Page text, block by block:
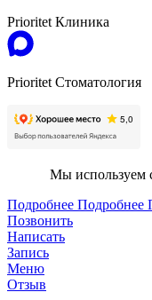
Prioritet Клиника
Prioritet Стоматология
Мы используем
Подробнее Подробнее
Позвонить
Написать
Запись
Меню
Отзыв